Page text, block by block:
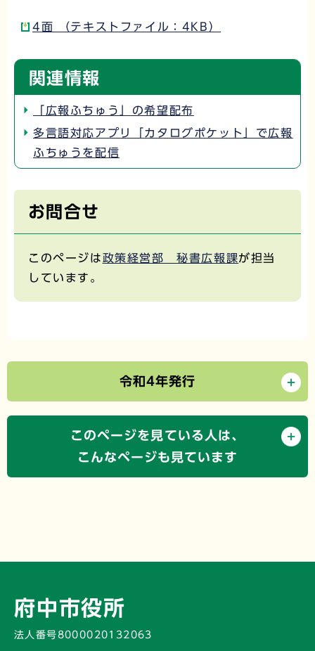
4面 （テキストファイル：4KB）
関連情報
「広報ふちゅう」の希望配布
多言語対応アプリ「カタログポケット」で広報
ふちゅうを配信
お問合せ
このページは政策経営部 秘書広報課が担当
しています。
令和4年発行
このページを見ている人は、
こんなページも見ています
府中市役所
法人番号8000020132063